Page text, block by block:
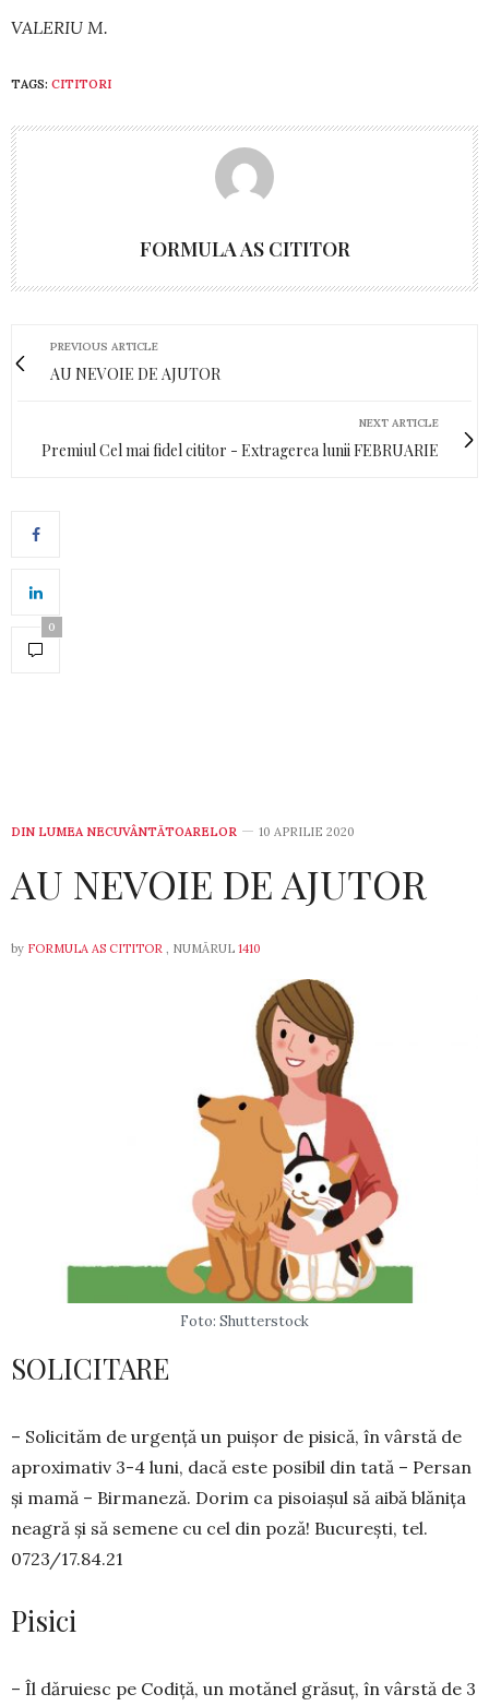
VALERIU M.
TAGS: CITITORI
FORMULA AS CITITOR
PREVIOUS ARTICLE
AU NEVOIE DE AJUTOR
NEXT ARTICLE
Premiul Cel mai fidel cititor - Extragerea lunii FEBRUARIE
0
DIN LUMEA NECUVÂNTĂTOARELOR 10 APRILIE 2020
AU NEVOIE DE AJUTOR
by FORMULA AS CITITOR , NUMĂRUL 1410
Foto: Shutterstock
SOLICITARE
– Solicităm de ur­gen­ță un puișor de pi­sică, în vârstă de
apro­ximativ 3-4 luni, dacă este po­sibil din tată – Persan
și ma­­mă – Bir­maneză. Do­rim ca piso­ia­șul să aibă blănița
nea­gră și să se­mene cu cel din poză! Bucu­rești, tel.
0723/17.84.21
Pisici
– Îl dăruiesc pe Codiță, un motănel gră­suț, în vârstă de 3